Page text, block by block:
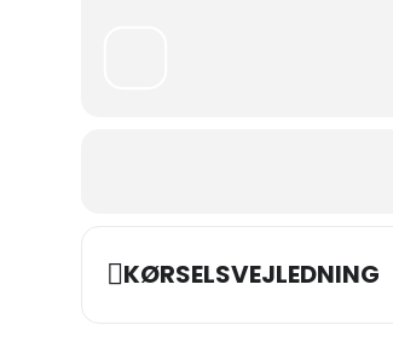
KØRSELSVEJLEDNING